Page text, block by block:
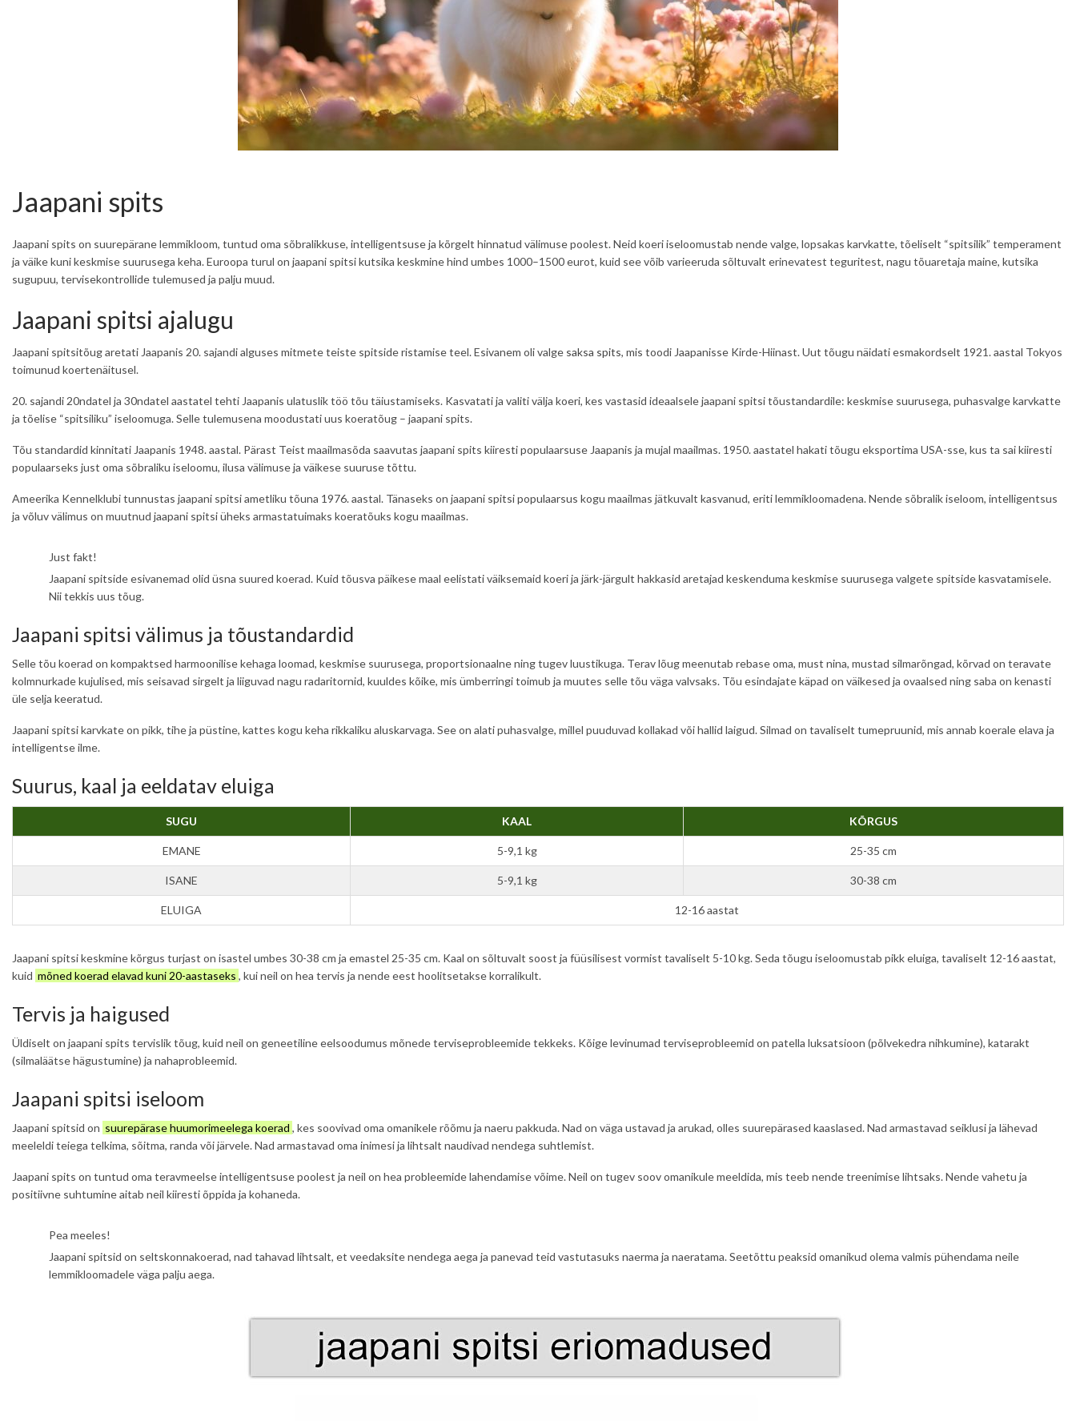
Jaapani spits
Jaapani spits on suurepärane lemmikloom, tuntud oma sõbralikkuse, intelligentsuse ja kõrgelt hinnatud välimuse poolest. Neid koeri iseloomustab nende valge, lopsakas karvkatte, tõeliselt “spitsilik” temperament
ja väike kuni keskmise suurusega keha. Euroopa turul on jaapani spitsi kutsika keskmine hind umbes 1000–1500 eurot, kuid see võib varieeruda sõltuvalt erinevatest teguritest, nagu tõuaretaja maine, kutsika
sugupuu, tervisekontrollide tulemused ja palju muud.
Jaapani spitsi ajalugu
Jaapani spitsitõug aretati Jaapanis 20. sajandi alguses mitmete teiste spitside ristamise teel. Esivanem oli valge saksa spits, mis toodi Jaapanisse Kirde-Hiinast. Uut tõugu näidati esmakordselt 1921. aastal Tokyos
toimunud koertenäitusel.
20. sajandi 20ndatel ja 30ndatel aastatel tehti Jaapanis ulatuslik töö tõu täiustamiseks. Kasvatati ja valiti välja koeri, kes vastasid ideaalsele jaapani spitsi tõustandardile: keskmise suurusega, puhasvalge karvkatte
ja tõelise “spitsiliku” iseloomuga. Selle tulemusena moodustati uus koeratõug – jaapani spits.
Tõu standardid kinnitati Jaapanis 1948. aastal. Pärast Teist maailmasõda saavutas jaapani spits kiiresti populaarsuse Jaapanis ja mujal maailmas. 1950. aastatel hakati tõugu eksportima USA-sse, kus ta sai kiiresti
populaarseks just oma sõbraliku iseloomu, ilusa välimuse ja väikese suuruse tõttu.
Ameerika Kennelklubi tunnustas jaapani spitsi ametliku tõuna 1976. aastal. Tänaseks on jaapani spitsi populaarsus kogu maailmas jätkuvalt kasvanud, eriti lemmikloomadena. Nende sõbralik iseloom, intelligentsus
ja võluv välimus on muutnud jaapani spitsi üheks armastatuimaks koeratõuks kogu maailmas.
Just fakt!
Jaapani spitside esivanemad olid üsna suured koerad. Kuid tõusva päikese maal eelistati väiksemaid koeri ja järk-järgult hakkasid aretajad keskenduma keskmise suurusega valgete spitside kasvatamisele.
Nii tekkis uus tõug.
Jaapani spitsi välimus ja tõustandardid
Selle tõu koerad on kompaktsed harmoonilise kehaga loomad, keskmise suurusega, proportsionaalne ning tugev luustikuga. Terav lõug meenutab rebase oma, must nina, mustad silmarõngad, kõrvad on teravate
kolmnurkade kujulised, mis seisavad sirgelt ja liiguvad nagu radaritornid, kuuldes kõike, mis ümberringi toimub ja muutes selle tõu väga valvsaks. Tõu esindajate käpad on väikesed ja ovaalsed ning saba on kenasti
üle selja keeratud.
Jaapani spitsi karvkate on pikk, tihe ja püstine, kattes kogu keha rikkaliku aluskarvaga. See on alati puhasvalge, millel puuduvad kollakad või hallid laigud. Silmad on tavaliselt tumepruunid, mis annab koerale elava ja
intelligentse ilme.
Suurus, kaal ja eeldatav eluiga
SUGU KAAL KÕRGUS
EMANE 5-9,1 kg 25-35 cm
ISANE 5-9,1 kg 30-38 cm
ELUIGA 12-16 aastat
Jaapani spitsi keskmine kõrgus turjast on isastel umbes 30-38 cm ja emastel 25-35 cm. Kaal on sõltuvalt soost ja füüsilisest vormist tavaliselt 5-10 kg. Seda tõugu iseloomustab pikk eluiga, tavaliselt 12-16 aastat,
kuid mõned koerad elavad kuni 20-aastaseks , kui neil on hea tervis ja nende eest hoolitsetakse korralikult.
Tervis ja haigused
Üldiselt on jaapani spits tervislik tõug, kuid neil on geneetiline eelsoodumus mõnede terviseprobleemide tekkeks. Kõige levinumad terviseprobleemid on patella luksatsioon (põlvekedra nihkumine), katarakt
(silmaläätse hägustumine) ja nahaprobleemid.
Jaapani spitsi iseloom
Jaapani spitsid on suurepärase huumorimeelega koerad , kes soovivad oma omanikele rõõmu ja naeru pakkuda. Nad on väga ustavad ja arukad, olles suurepärased kaaslased. Nad armastavad seiklusi ja lähevad
meeleldi teiega telkima, sõitma, randa või järvele. Nad armastavad oma inimesi ja lihtsalt naudivad nendega suhtlemist.
Jaapani spits on tuntud oma teravmeelse intelligentsuse poolest ja neil on hea probleemide lahendamise võime. Neil on tugev soov omanikule meeldida, mis teeb nende treenimise lihtsaks. Nende vahetu ja
positiivne suhtumine aitab neil kiiresti õppida ja kohaneda.
Pea meeles!
Jaapani spitsid on seltskonnakoerad, nad tahavad lihtsalt, et veedaksite nendega aega ja panevad teid vastutasuks naerma ja naeratama. Seetõttu peaksid omanikud olema valmis pühendama neile
lemmikloomadele väga palju aega.